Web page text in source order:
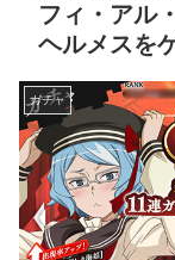
フィ・アル
ヘルメスを
ガチャ